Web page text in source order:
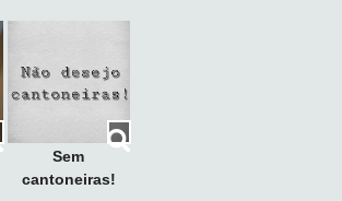
Sem
cantoneiras!